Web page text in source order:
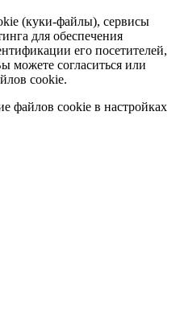
(куки-файлы), сервисы
для обеспечения
его посетителей,
можете согласиться или
сookie.
файлов сookie в настройках